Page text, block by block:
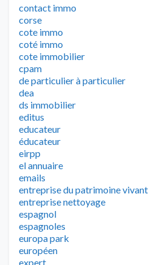
contact immo
corse
cote immo
coté immo
cote immobilier
cpam
de particulier à particulier
dea
ds immobilier
editus
educateur
éducateur
eirpp
el annuaire
emails
entreprise du patrimoine vivant
entreprise nettoyage
espagnol
espagnoles
europa park
européen
expert